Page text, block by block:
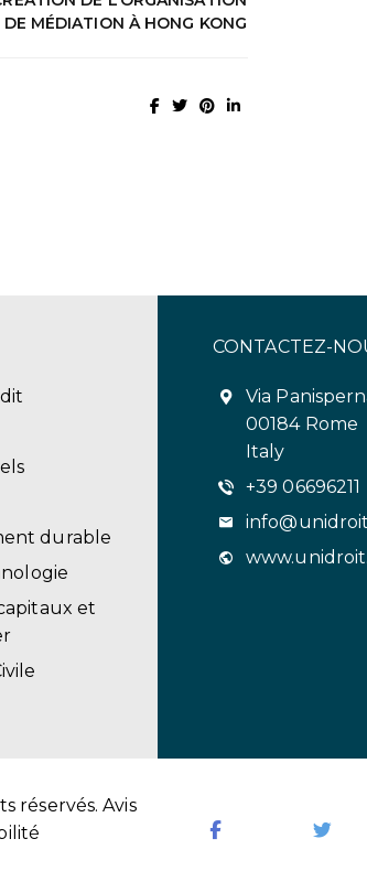
MÉDIATION À HONG KONG
durable
et
CONTACTEZ-
Via
00184 Rome
Italy
+39 06696211
réservés.Avis